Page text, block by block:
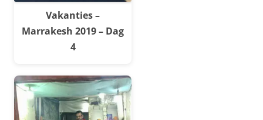
Vakanties –
Marrakesh 2019 – Dag
4